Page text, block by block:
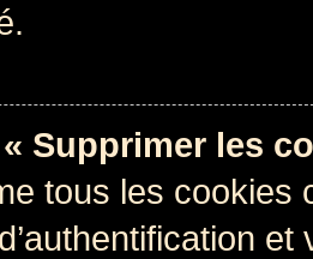
Supprimer les
tous les cookies